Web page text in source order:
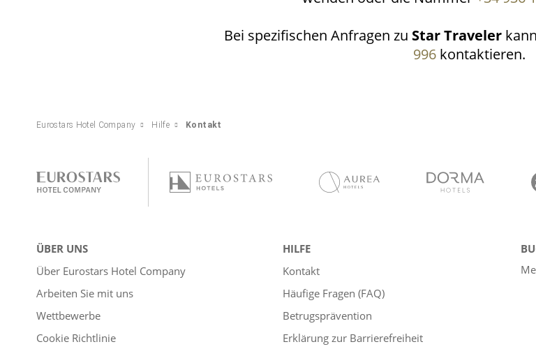
Bei spezifischen Anfragen zu Star Traveler
996kontaktieren.
Eurostars Hotel Company Hilfe Kontakt
ÜBER UNS
Über Eurostars Hotel Company
Arbeiten Sie mit uns
Wettbewerbe
Cookie Richtlinie
HILFE
Kontakt
Häufige Fragen (FAQ)
Betrugsprävention
Erklärung zur Barrierefreiheit